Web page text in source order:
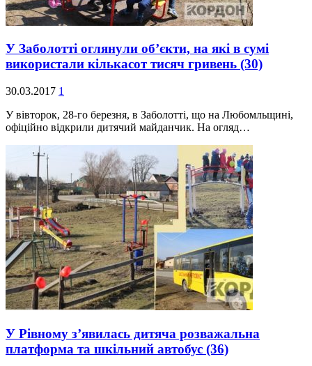
У Заболотті оглянули об’єкти, на які в сумі
використали кількасот тисяч гривень (30)
30.03.2017 1
У вівторок, 28-го березня, в Заболотті, що на Любомльщині,
офіційно відкрили дитячий майданчик. На огляд…
У Рівному з’явилась дитяча розважальна
платформа та шкільний автобус (36)